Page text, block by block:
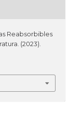
Reabsorbibles
(2023).